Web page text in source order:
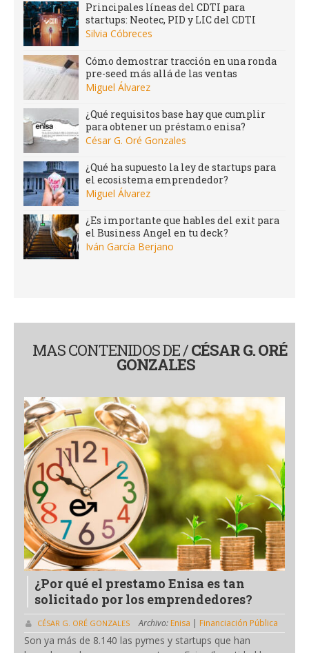
Principales líneas del CDTI para
startups: Neotec, PID y LIC del CDTI
Silvia Cóbreces
Cómo demostrar tracción en una ronda
pre-seed más allá de las ventas
Miguel Álvarez
¿Qué requisitos base hay que cumplir
para obtener un préstamo enisa?
César G. Oré Gonzales
¿Qué ha supuesto la ley de startups para
el ecosistema emprendedor?
Miguel Álvarez
¿Es importante que hables del exit para
el Business Angel en tu deck?
Iván García Berjano
MAS CONTENIDOS DE /CÉSAR G. ORÉ
GONZALES
¿Por qué el prestamo Enisa es tan
solicitado por los emprendedores?
CÉSAR G. ORÉ GONZALES Archivo: Enisa | Financiación Pública
Son ya más de 8.140 las pymes y startups que han